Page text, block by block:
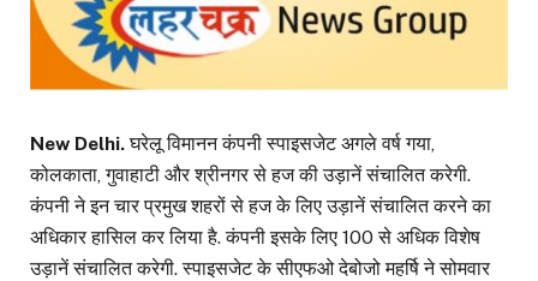
New Delhi.घरेलू विमानन कंपनी स्पाइसजेट अगले वर्ष गया,
कोलकाता, गुवाहाटी और श्रीनगर से हज की उड़ानें संचालित करेगी.
कंपनी ने इन चार प्रमुख शहरों से हज के लिए उड़ानें संचालित करने का
अधिकार हासिल कर लिया है. कंपनी इसके लिए 100 से अधिक विशेष
उड़ानें संचालित करेगी. स्पाइसजेट के सीएफओ देबोजो महर्षि ने सोमवार